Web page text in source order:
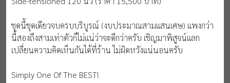
ชุดนี้ชุดเดียวจบครบบริบูรณ์ (งบประมาณสามแสนเศษ) แพงกว่า
นี้สองถึงสามเท่าตัวก็ไม่แน่ว่าจะดีกว่าครับ เชิญมาพิสูจน์แลก
เปลี่ยนความคิดเห็นกันได้ที่ร้าน ไม่ผิดหวังแน่นอนครับ
Simply One Of The BEST!